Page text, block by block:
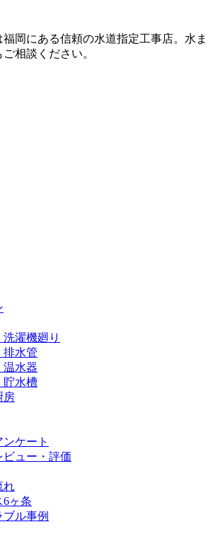
岡にある信頼の水道指定工事店。水ま
相談ください。
濯機廻り
排水管
温水器
貯水槽
房
ケート
ビュー・評価
れ
6ヶ条
ブル事例